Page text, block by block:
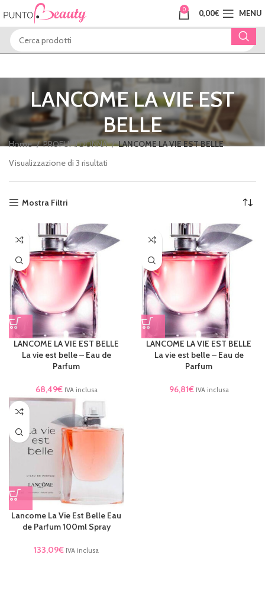
0 0,00€ MENU
LANCOME LA VIE EST
BELLE
Home PROFUMI DONNA
LANCOME LA VIE EST BELLE
Visualizzazione di 3 risultati
Mostra Filtri
LANCOME LA VIE EST BELLE
La vie est belle – Eau de
Parfum
68,49€ IVA inclusa
LANCOME LA VIE EST BELLE
La vie est belle – Eau de
Parfum
96,81€ IVA inclusa
Lancome La Vie Est Belle Eau
de Parfum 100ml Spray
133,09€ IVA inclusa